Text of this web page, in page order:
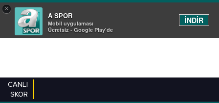
×
A SPOR
Mobil uygulaması
Ücretsiz - Google Play'de
İNDİR
CANLI
SKOR